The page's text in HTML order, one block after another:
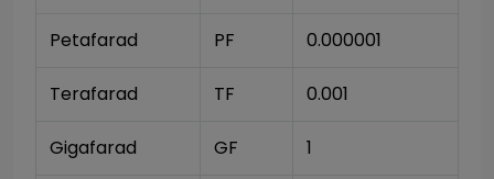
Petafarad PF 0.000001
Terafarad TF 0.001
Gigafarad GF 1